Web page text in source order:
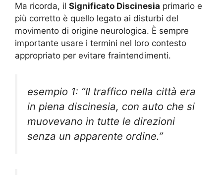
Ma ricorda, il Significato Discinesia primario e
più corretto è quello legato ai disturbi del
movimento di origine neurologica. È sempre
importante usare i termini nel loro contesto
appropriato per evitare fraintendimenti.
esempio 1: “Il traffico nella città era
in piena discinesia, con auto che si
muovevano in tutte le direzioni
senza un apparente ordine.”